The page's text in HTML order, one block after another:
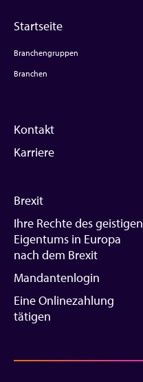
Startseite
Branchengruppen
Branchen
Kontakt
Karriere
Brexit
Ihre Rechte des geistigen
Eigentums in Europa
nach dem Brexit
Mandantenlogin
Eine Onlinezahlung
tätigen